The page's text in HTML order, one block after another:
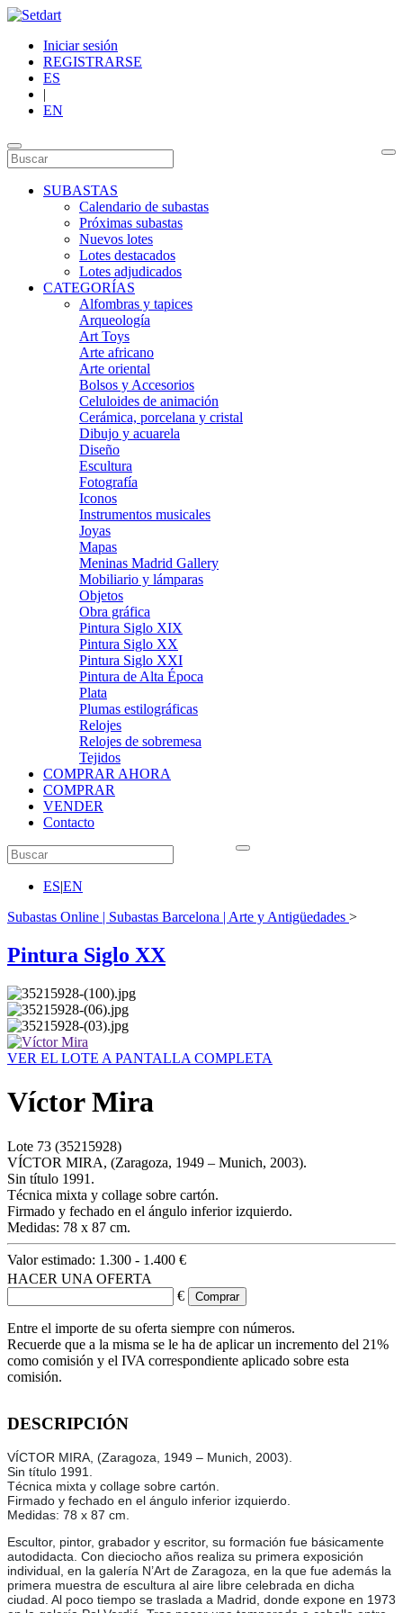
Iniciar sesión
REGISTRARSE
ES
|
EN
SUBASTAS
Calendario de subastas
Próximas subastas
Nuevos lotes
Lotes destacados
Lotes adjudicados
CATEGORÍAS
Alfombras y tapices
Arqueología
Art Toys
Arte africano
Arte oriental
Bolsos y Accesorios
Celuloides de animación
Cerámica, porcelana y cristal
Dibujo y acuarela
Diseño
Escultura
Fotografía
Iconos
Instrumentos musicales
Joyas
Mapas
Meninas Madrid Gallery
Mobiliario y lámparas
Objetos
Obra gráfica
Pintura Siglo XIX
Pintura Siglo XX
Pintura Siglo XXI
Pintura de Alta Época
Plata
Plumas estilográficas
Relojes
Relojes de sobremesa
Tejidos
COMPRAR AHORA
COMPRAR
VENDER
Contacto
ES|EN
Subastas Online | Subastas Barcelona | Arte y Antigüedades >
Pintura Siglo XX
VER EL LOTE A PANTALLA COMPLETA
Víctor Mira
Lote 73 (35215928)
VÍCTOR MIRA, (Zaragoza, 1949 – Munich, 2003).
Sin título 1991.
Técnica mixta y collage sobre cartón.
Firmado y fechado en el ángulo inferior izquierdo.
Medidas: 78 x 87 cm.
Valor estimado: 1.300 - 1.400 €
HACER UNA OFERTA
€
Entre el importe de su oferta siempre con números.
Recuerde que a la misma se le ha de aplicar un incremento del 21%
como comisión y el IVA correspondiente aplicado sobre esta
comisión.
DESCRIPCIÓN
VÍCTOR MIRA, (Zaragoza, 1949 – Munich, 2003).
Sin título 1991.
Técnica mixta y collage sobre cartón.
Firmado y fechado en el ángulo inferior izquierdo.
Medidas: 78 x 87 cm.
Escultor, pintor, grabador y escritor, su formación fue básicamente
autodidacta. Con dieciocho años realiza su primera exposición
individual, en la galería N’Art de Zaragoza, en la que fue además la
primera muestra de escultura al aire libre celebrada en dicha
ciudad. Al poco tiempo se traslada a Madrid, donde expone en 1973